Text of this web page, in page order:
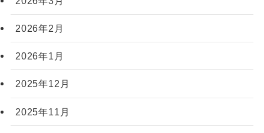
2026年2月
2026年1月
2025年12月
2025年11月